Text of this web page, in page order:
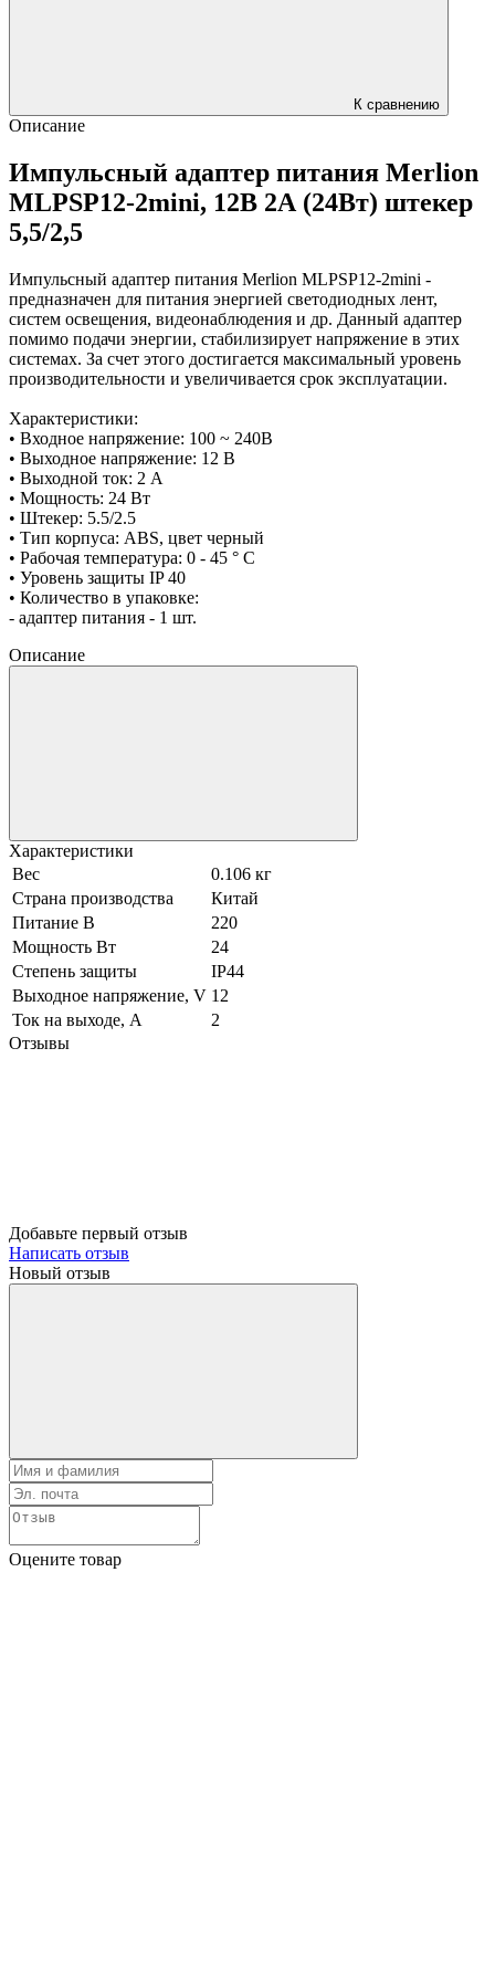
К сравнению
Описание
Импульсный адаптер питания Merlion
MLPSP12-2mini, 12В 2А (24Вт) штекер
5,5/2,5
Импульсный адаптер питания Merlion MLPSP12-2mini -
предназначен для питания энергией светодиодных лент,
систем освещения, видеонаблюдения и др. Данный адаптер
помимо подачи энергии, стабилизирует напряжение в этих
системах. За счет этого достигается максимальный уровень
производительности и увеличивается срок эксплуатации.
Характеристики:
• Входное напряжение: 100 ~ 240В
• Выходное напряжение: 12 В
• Выходной ток: 2 А
• Мощность: 24 Вт
• Штекер: 5.5/2.5
• Тип корпуса: ABS, цвет черный
• Рабочая температура: 0 - 45 ° С
• Уровень защиты IP 40
• Количество в упаковке:
- адаптер питания - 1 шт.
Описание
Характеристики
Вес
0.106 кг
Страна производства
Китай
Питание В
220
Мощность Вт
24
Степень защиты
IP44
Выходное напряжение, V 12
Ток на выходе, А
2
Отзывы
Добавьте первый отзыв
Написать отзыв
Новый отзыв
Оцените товар